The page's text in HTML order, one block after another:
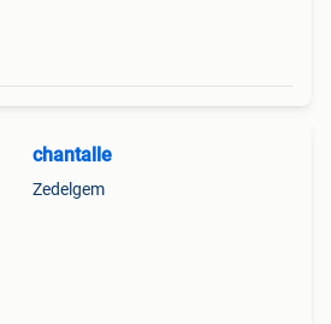
chantalle
Zedelgem